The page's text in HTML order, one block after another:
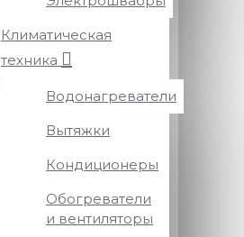
Климатическая
техника
Водонагреватели
Вытяжки
Кондиционеры
Обогреватели
и вентиляторы